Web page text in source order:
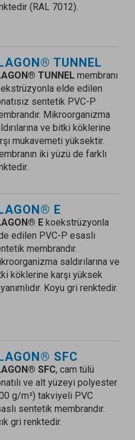
(RAL 7012).
TUNNEL
TUNNELmembranı
elde edilen
sentetik PVC-P
Mikroorganizma
ve bitki köklerine
mukavemeti yüksektir.
iki yüzü de farklı
E
Ekoekstrüzyonla
edilen PVC-P esaslı
membrandır.
saldırılarına ve
köklerine karşı yüksek
Koyu gri renktedir.
SFC
SFC, cam tülü
ve alt yüzeyi polyester
g/m²) takviyeli PVC
sentetik membrandır.
gri renktedir.